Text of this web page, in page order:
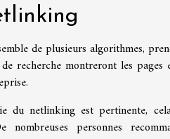
de plusieurs algorithmes,
recherche montreront les
du netlinking est pertinente,
nombreuses personnes